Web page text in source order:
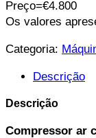
Preço=€4.800
Os valores
Categoria:
Descrição
Descrição
Compressor ar